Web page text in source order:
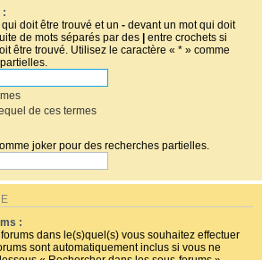
:
doit être trouvé et un - devant un mot qui doit
de mots séparés par des | entre crochets si
être trouvé. Utilisez le caractère « * » comme
de ces termes
joker pour des recherches partielles.
:
dans le(s)quel(s) vous souhaitez effectuer
sont automatiquement inclus si vous ne